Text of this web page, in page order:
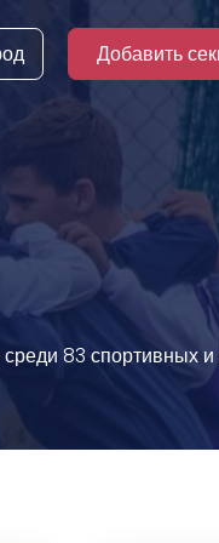
Добавить
среди 83 спортивных